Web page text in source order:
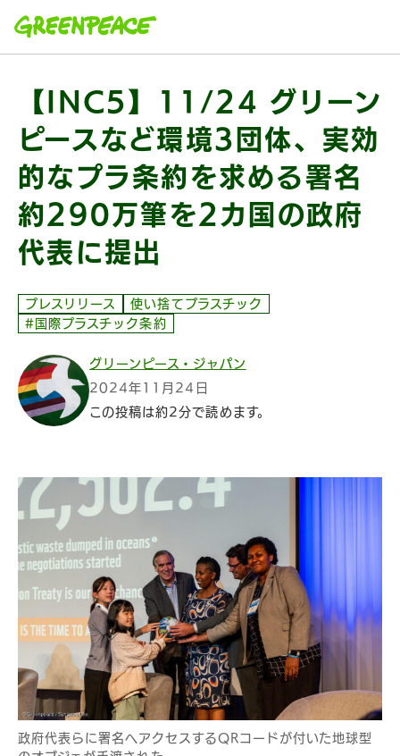
【INC5】11/24 グリーン
ピースなど環境3団体、実効
的なプラ条約を求める署名
約290万筆を2カ国の政府
代表に提出
プレスリリース
使い捨てプラスチック
#国際プラスチック条約
グリーンピース・ジャパン
2024年11月24日
この投稿は約2分で読めます。
政府代表らに署名へアクセスするQRコードが付いた地球型